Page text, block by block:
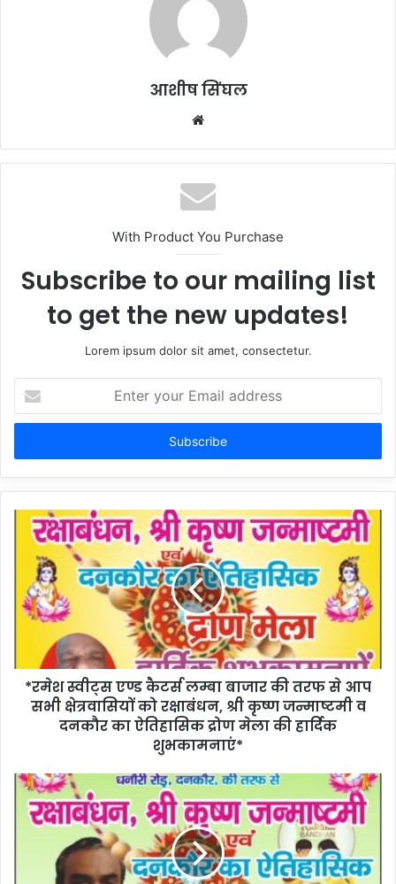
आशीष सिंघल
Website
With Product You Purchase
Subscribe to our mailing list
to get the new updates!
Lorem ipsum dolor sit amet, consectetur.
your
Email
*रमेश स्वीट्स एण्ड कैटर्स लम्बा बाजार की तरफ से आप
सभी क्षेत्रवासियों को रक्षाबंधन, श्री कृष्ण जन्माष्टमी व
दनकौर का ऐतिहासिक द्रोण मेला की हार्दिक
शुभकामनाएं*